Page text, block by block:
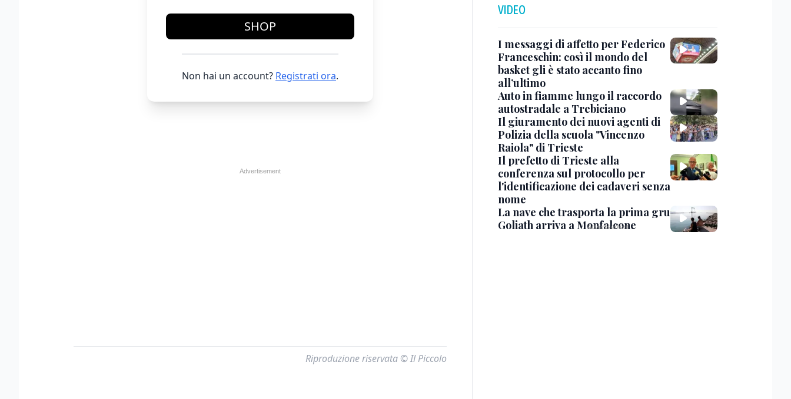
SHOP
Non hai un account? Registrati ora.
Riproduzione riservata © Il Piccolo
VIDEO
I messaggi di affetto per Federico
Franceschin: così il mondo del
basket gli è stato accanto fino
all’ultimo
Auto in fiamme lungo il raccordo
autostradale a Trebiciano
Il giuramento dei nuovi agenti di
Polizia della scuola "Vincenzo
Raiola" di Trieste
Il prefetto di Trieste alla
conferenza sul protocollo per
l'identificazione dei cadaveri senza
nome
La nave che trasporta la prima gru
Goliath arriva a Monfalcone